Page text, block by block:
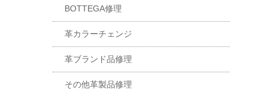
BOTTEGA修理
革カラーチェンジ
革ブランド品修理
その他革製品修理